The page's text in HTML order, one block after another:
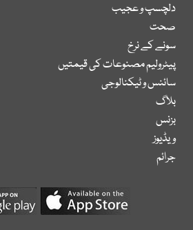
دلچسپ و عجیب
صحت
سونے کے نرخ
پیٹرولیم مصنوعات کی قیمتیں
سائنس و ٹیکنالوجی
بلاگ
بزنس
ویڈیوز
جرائم